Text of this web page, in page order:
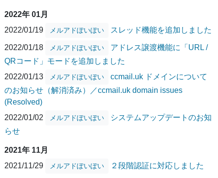
2022年 01月
2022/01/19
メルアドぽいぽい スレッド機能を追加しました
2022/01/18 メルアドぽいぽい
アドレス譲渡機能に「URL /
QRコード」モードを追加しました
2022/01/13
メルアドぽいぽい
ccmail.uk ドメインについて
のお知らせ（解消済み）／ccmail.uk domain issues
(Resolved)
2022/01/02
メルアドぽいぽい
システムアップデートのお知
らせ
2021年 11月
2021/11/29
メルアドぽいぽい ２段階認証に対応しました